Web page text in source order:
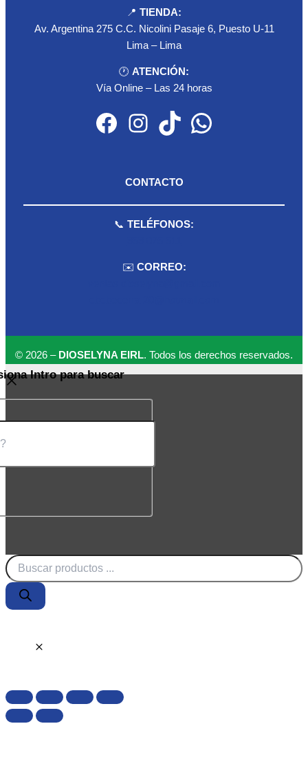
📍 TIENDA:
Av. Argentina 275 C.C. Nicolini Pasaje 6, Puesto U-11
Lima – Lima
🕐 ATENCIÓN:
Vía Online – Las 24 horas
Facebook Instagram TikTok WhatsApp
CONTACTO
📞 TELÉFONOS:
✉️ CORREO:
© 2026 – DIOSELYNA EIRL. Todos los derechos reservados.
Intro para buscar
Búsqueda
de
productos